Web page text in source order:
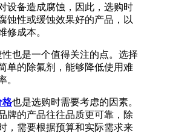
设备造成腐蚀，因此，选购时
蚀性或缓蚀效果好的产品，以
修成本。
是一个值得关注的点。选择
单的除氟剂，能够降低使用难
。
格也是选购时需要考虑的因素。
牌的产品往往品质更可靠，除
，需要根据预算和实际需求来